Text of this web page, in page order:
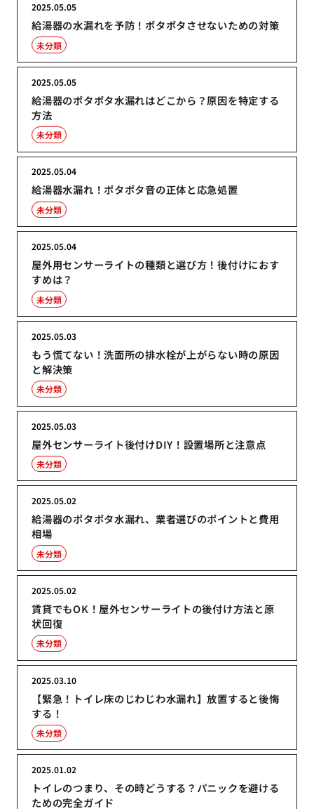
給湯器の水漏れを予防！ポタポタさせないための対策
2025.05.05
未分類
給湯器のポタポタ水漏れはどこから？原因を特定する
方法
2025.05.05
未分類
給湯器水漏れ！ポタポタ音の正体と応急処置
2025.05.04
未分類
屋外用センサーライトの種類と選び方！後付けにおす
すめは？
2025.05.04
未分類
もう慌てない！洗面所の排水栓が上がらない時の原因
と解決策
2025.05.03
未分類
屋外センサーライト後付けDIY！設置場所と注意点
2025.05.03
未分類
給湯器のポタポタ水漏れ、業者選びのポイントと費用
相場
2025.05.02
未分類
賃貸でもOK！屋外センサーライトの後付け方法と原
状回復
2025.05.02
未分類
【緊急！トイレ床のじわじわ水漏れ】放置すると後悔
する！
2025.03.10
未分類
トイレのつまり、その時どうする？パニックを避ける
ための完全ガイド
2025.01.02